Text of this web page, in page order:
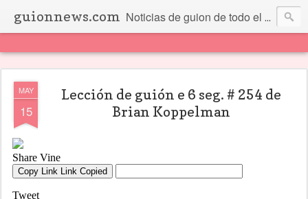
guionnews.com Noticias de guion de todo el mundo... Y más.
MAY
15
Lección de guión e 6 seg. # 254 de
Brian Koppelman